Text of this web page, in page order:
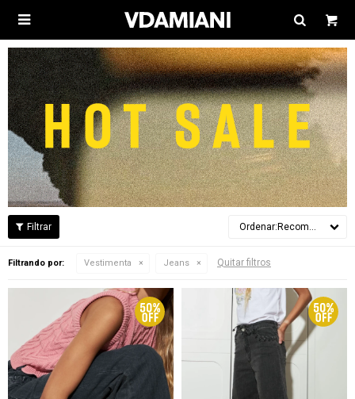

Recomendados
Filtrando por: Vestimenta Jeans Quitar filtros